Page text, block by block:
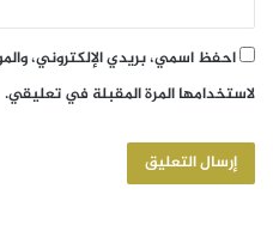
احفظ اسمي، بريدي الإلكتروني،
لاستخدامها المرة المقبلة في تعليقي.